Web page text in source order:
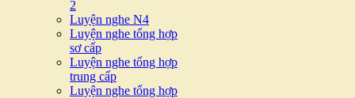
2
Luyện nghe N4
Luyện nghe tổng hợp
sơ cấp
Luyện nghe tổng hợp
trung cấp
Luyện nghe tổng hợp